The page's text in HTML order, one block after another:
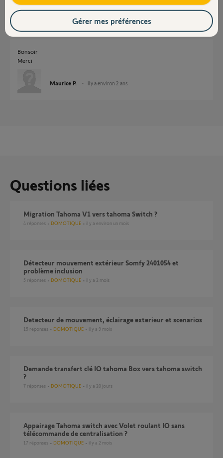
JACKY M. il y a environ 2 ans
Bonsoir
Merci
Maurice P. il y a environ 2 ans
Questions liées
Migration Tahoma V1 vers tahoma Switch ?
4 réponses DOMOTIQUE il y a environ un mois
Détecteur mouvement extérieur Somfy 2401054 et
problème inclusion
5 réponses DOMOTIQUE il y a 2 mois
Detecteur de mouvement, éclairage exterieur et scenarios
15 réponses DOMOTIQUE il y a 9 mois
Demande transfert clé IO tahoma Box vers tahoma switch
?
7 réponses DOMOTIQUE il y a 20 jours
Appairage Tahoma switch avec Volet roulant IO sans
télécommande de centralisation ?
17 réponses DOMOTIQUE il y a 2 mois
Gérer mes préférences